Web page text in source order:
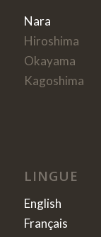
Nara
Hiroshima
Okayama
Kagoshima
LINGUE
English
Français